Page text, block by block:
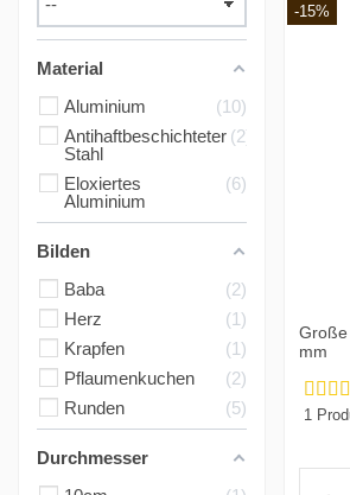
-15%
mm
1
Material
Aluminium
10
Antihaftbeschichteter
Stahl
2
Eloxiertes
Aluminium
6
Bilden
Baba
2
Herz
1
Krapfen
1
Pflaumenkuchen
2
Runden
5
Durchmesser